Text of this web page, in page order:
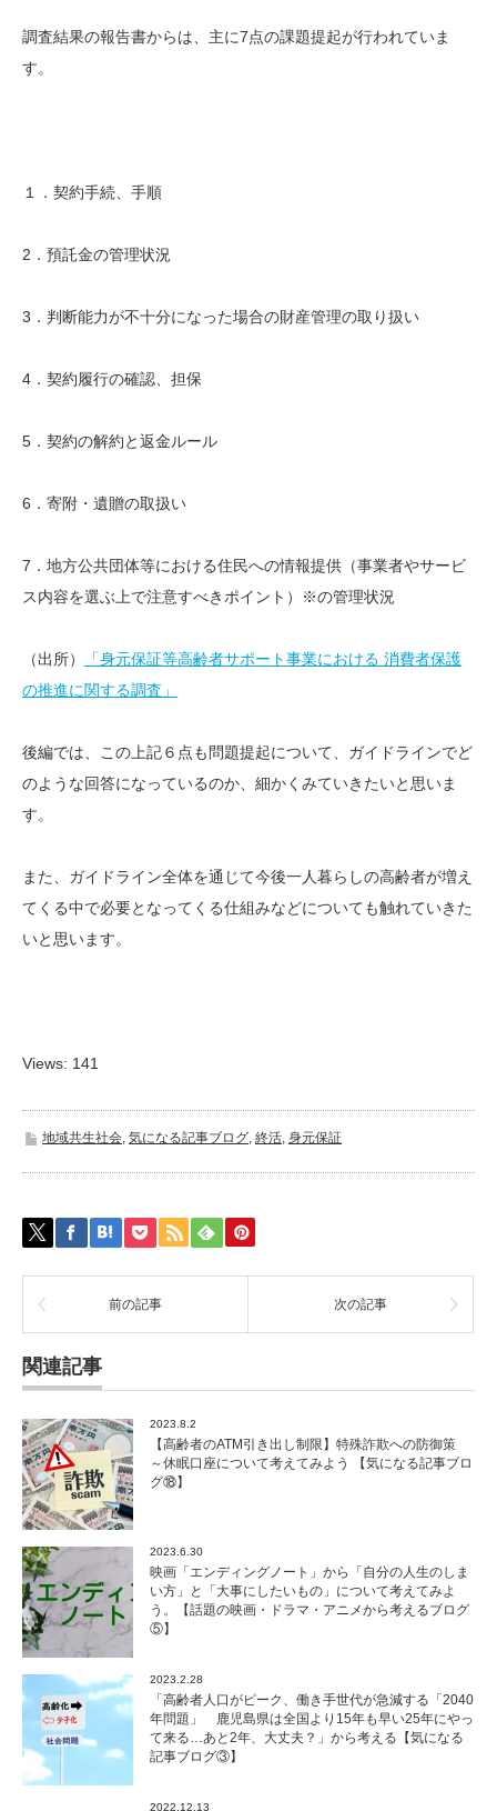
調査結果の報告書からは、主に7点の課題提起が行われていま
す。
１．契約手続、手順
2．預託金の管理状況
3．判断能力が不十分になった場合の財産管理の取り扱い
4．契約履行の確認、担保
5．契約の解約と返金ルール
6．寄附・遺贈の取扱い
7．地方公共団体等における住民への情報提供（事業者やサービ
ス内容を選ぶ上で注意すべきポイント）※の管理状況
（出所）
「身元保証等高齢者サポート事業における 消費者保護
の推進に関する調査」
後編では、この上記６点も問題提起について、ガイドラインでど
のような回答になっているのか、細かくみていきたいと思いま
す。
また、ガイドライン全体を通じて今後一人暮らしの高齢者が増え
てくる中で必要となってくる仕組みなどについても触れていきた
いと思います。
Views: 141
地域共生社会, 気になる記事ブログ, 終活, 身元保証
前の記事 次の記事
関連記事
2023.8.2
【高齢者のATM引き出し制限】特殊詐欺への防御策
～休眠口座について考えてみよう 【気になる記事ブロ
グ⑱】
2023.6.30
映画「エンディングノート」から「自分の人生のしま
い方」と「大事にしたいもの」について考えてみよ
う。【話題の映画・ドラマ・アニメから考えるブログ
⑤】
2023.2.28
「高齢者人口がピーク、働き手世代が急減する「2040
年問題」 鹿児島県は全国より15年も早い25年にやっ
て来る…あと2年、大丈夫？」から考える【気になる
記事ブログ③】
2022.12.13